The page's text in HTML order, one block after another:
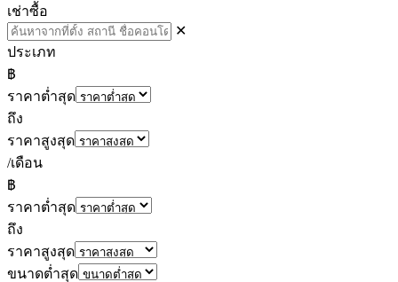
เช่าซื้อ
✕
ประเภท
฿
ราคาต่ำสุด
ถึง
ราคาสูงสุด
/เดือน
฿
ราคาต่ำสุด
ถึง
ราคาสูงสุด
ขนาดต่ำสุด